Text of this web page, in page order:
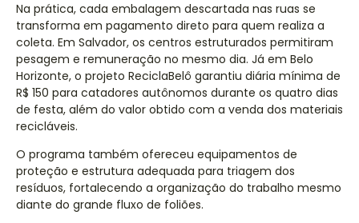
Na prática, cada embalagem descartada nas ruas se
transforma em pagamento direto para quem realiza a
coleta. Em Salvador, os centros estruturados permitiram
pesagem e remuneração no mesmo dia. Já em Belo
Horizonte, o projeto ReciclaBelô garantiu diária mínima de
R$ 150 para catadores autônomos durante os quatro dias
de festa, além do valor obtido com a venda dos materiais
recicláveis.
O programa também ofereceu equipamentos de
proteção e estrutura adequada para triagem dos
resíduos, fortalecendo a organização do trabalho mesmo
diante do grande fluxo de foliões.